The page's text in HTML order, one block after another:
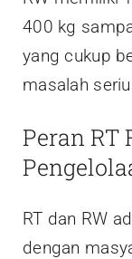
400 kg
yang cukup
masalah
Peran RT
RT dan RW
dengan